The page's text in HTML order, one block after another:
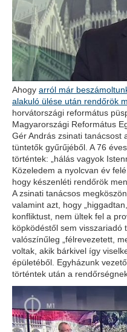
Ahogy arról már
alakuló ülése után rendőrök
horvátországi református
Magyarországi Református
Gér András zsinati tanácsost
tüntetők gyűrűjéből. A 76
történtek: „hálás vagyok
Közeledem a nyolcvan év
hogy készenléti rendőrök
A zsinati tanácsos
valamint azt, hogy
konfliktust, nem ültek fel a
köpködéstől sem visszariadó
valószínűleg „félrevezetett,
voltak, akik bárkivel így
épületéből. Egyházunk
történtek után a